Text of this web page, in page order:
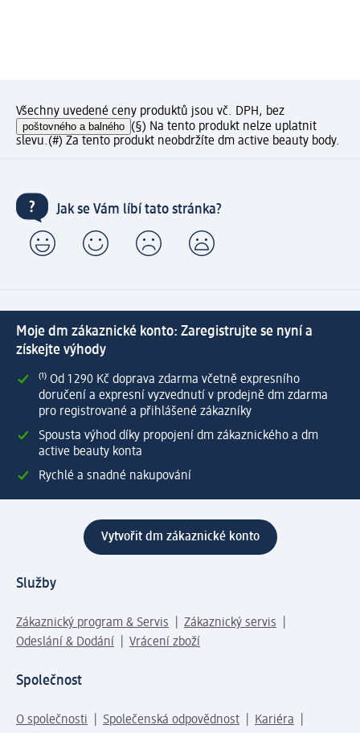
Všechny uvedené ceny produktů jsou vč. DPH, bez
poštovného a balného (§) Na tento produkt nelze uplatnit
slevu.(#) Za tento produkt neobdržíte dm active beauty body.
Jak se Vám líbí tato stránka?
Moje dm zákaznické konto: Zaregistrujte se nyní a
získejte výhody
⁽¹⁾ Od 1 290 Kč doprava zdarma včetně expresního
doručení a expresní vyzvednutí v prodejně dm zdarma
pro registrované a přihlášené zákazníky
Spousta výhod díky propojení dm zákaznického a dm
active beauty konta
Rychlé a snadné nakupování
Vytvořit dm zákaznické konto
Služby
Zákaznický program & Servis
Zákaznický servis
Odeslání & Dodání
Vrácení zboží
Společnost
O společnosti Společenská odpovědnost
Kariéra